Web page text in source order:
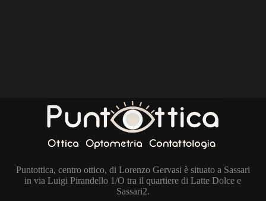
Puntottica, centro ottico, di Lorenzo Gervasi è situato a Sassari
in via Luigi Pirandello 1/O tra il quartiere di Latte Dolce e
Sassari2.